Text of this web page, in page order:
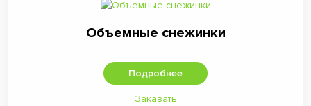
Объемные снежинки
Подробнее
Заказать